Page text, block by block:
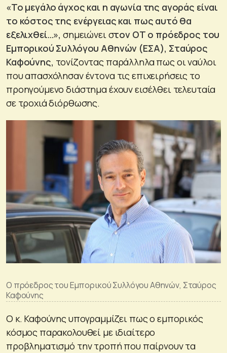
«Το μεγάλο άγχος και η αγωνία της αγοράς είναι
το κόστος της ενέργειας και πως αυτό θα
εξελιχθεί…», σημειώνει στον ΟΤ ο πρόεδρος του
Εμπορικού Συλλόγου Αθηνών (ΕΣΑ), Σταύρος
Καφούνης, τονίζοντας παράλληλα πως οι ναύλοι
που απασχόλησαν έντονα τις επιχειρήσεις το
προηγούμενο διάστημα έχουν εισέλθει τελευταία
σε τροχιά διόρθωσης.
Ο πρόεδρος του Εμπορικού Συλλόγου Αθηνών, Σταύρος
Καφούνης
Ο κ. Καφούνης υπογραμμίζει πως ο εμπορικός
κόσμος παρακολουθεί με ιδιαίτερο
προβληματισμό την τροπή που παίρνουν τα